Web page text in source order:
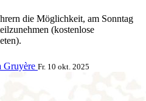
die Möglichkeit, am Sonntag
(kostenlose
Gruyère Fr. 10 okt. 2025